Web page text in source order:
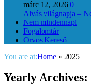
márc 12, 2026 0
Alvás világnapja –
Nem mindennapi
Fogalomtár
Orvos Kereső
You are at:Home » 2025
Yearly Archives: